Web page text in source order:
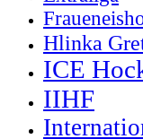
Hlinka
ICE
IIHF